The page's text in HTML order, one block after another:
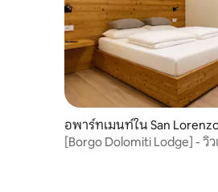
อพาร์ทเมนท์ใน San
no
[Borgo Dolomiti Lodge] - วิ